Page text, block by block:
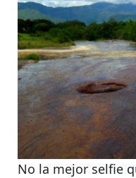
No la mejor selfie